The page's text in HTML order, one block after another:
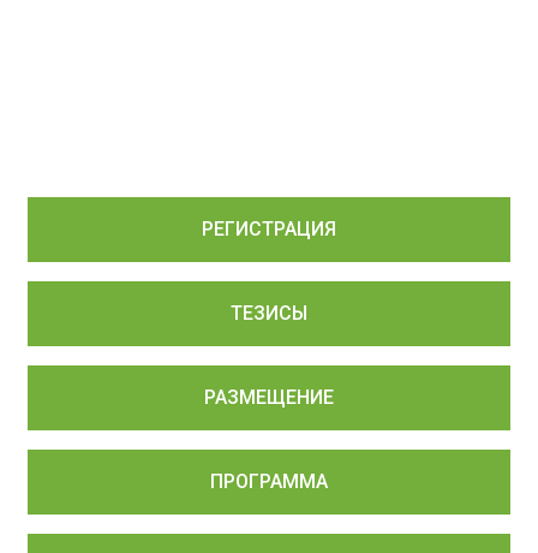
РЕГИСТРАЦИЯ
ТЕЗИСЫ
РАЗМЕЩЕНИЕ
ПРОГРАММА